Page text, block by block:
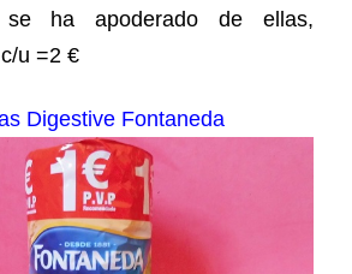
se ha apoderado de ellas,
u =2 €
Digestive Fontaneda